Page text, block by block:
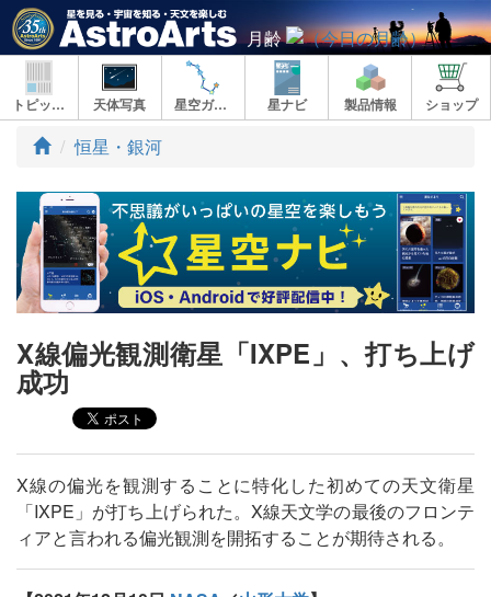
月齢
トピックス 天体写真 星空ガイド 星ナビ 製品情報 ショップ
ト
プ
恒星・銀河
X線偏光観測衛星「IXPE」、打ち上げ
成功
X線の偏光を観測することに特化した初めての天文衛星
「IXPE」が打ち上げられた。X線天文学の最後のフロンテ
ィアと言われる偏光観測を開拓することが期待される。